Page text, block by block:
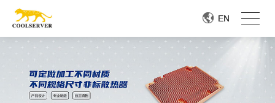
EN
EN